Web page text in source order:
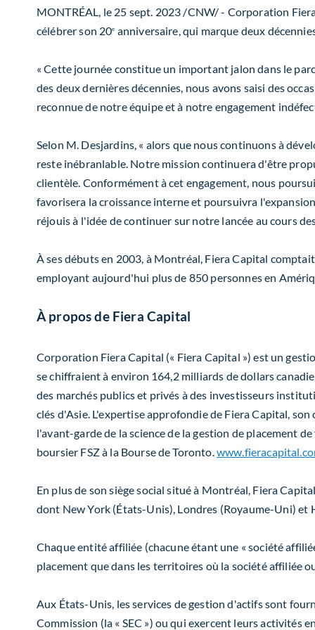
MONTRÉAL le 25 sept. 2023 /CNW/ - Corporation Fiera
célébrer son 20e anniversaire, qui marque deux
« Cette journée constitue un important jalon dans le
des deux dernières décennies, nous avons saisi des
reconnue de notre équipe et à notre engagement
Selon M. Desjardins, « alors que nous continuons à
reste inébranlable. Notre mission continuera d'être
clientèle. Conformément à cet engagement, nous
favorisera la croissance interne et poursuivra
réjouis à l'idée de continuer sur notre lancée au cours
À ses débuts en 2003, à Montréal, Fiera Capital
employant aujourd'hui plus de 850 personnes en
À propos de Fiera Capital
Corporation Fiera Capital (« Fiera Capital ») est un
se chiffraient à environ 164,2 milliards de dollars
des marchés publics et privés à des investisseurs
clés d'Asie. L'expertise approfondie de Fiera Capital,
l'avant-garde de la science de la gestion de placement
boursier FSZ à la Bourse deToronto
En plus de son siège social situé à Montréal, Fiera
dont New York (États-Unis), Londres (Royaume-Uni) et
Chaque entité affiliée (chacune étant une « société
placement que dans les territoires où la société affiliée
Aux États-Unis, les services de gestion d'actifs sont
Commission (la « SEC ») ou qui exercent leurs